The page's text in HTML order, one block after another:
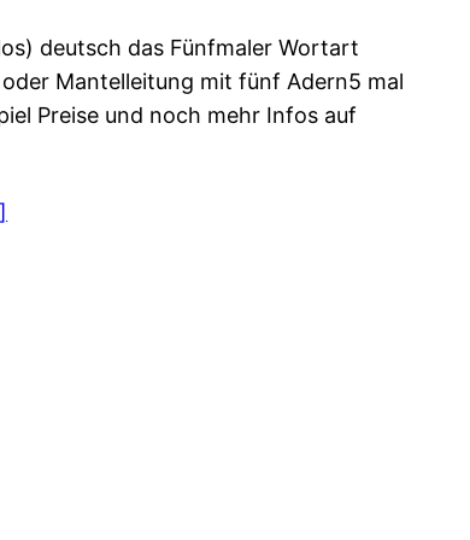
deutsch das Fünfmaler Wortart
Mantelleitung mit fünf Adern5 mal
Preise und noch mehr Infos auf